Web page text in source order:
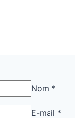
Nom *
E-mail *